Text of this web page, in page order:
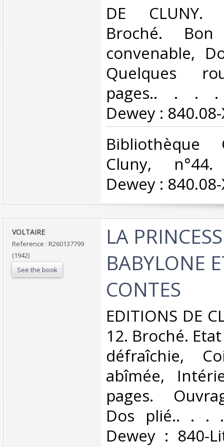
‎DE CLUNY.
Broché.
convenable,
Quelques
pages.. . . .
Dewey :
‎Bibliothèque
Cluny, n°44.
Dewey :
‎VOLTAIRE‎
Reference : R260137799
(1942)
See the book
‎LA
BABYLONE
CONTES‎
‎EDITIONS DE
12. Broché.
défraîchie,
abîmée,
pages.
Dos plié.. . . .
Dewey : 840-